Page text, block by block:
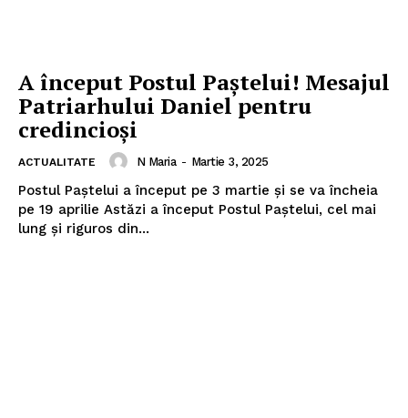
A început Postul Paştelui! Mesajul
Patriarhului Daniel pentru
credincioşi
ACTUALITATE N Maria - Martie 3, 2025
Postul Paştelui a început pe 3 martie și se va încheia
pe 19 aprilie Astăzi a început Postul Paștelui, cel mai
lung și riguros din...